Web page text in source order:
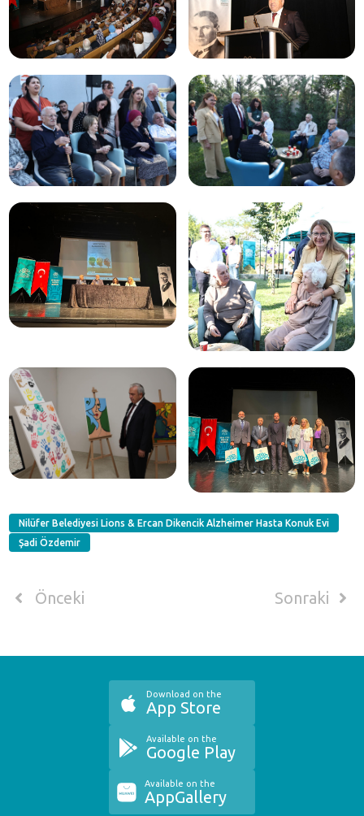
Nilüfer Belediyesi Lions & Ercan Dikencik Alzheimer Hasta Konuk Evi
Şadi Özdemir
Önceki Sonraki
Download on the
App Store
Available on the
Google Play
Available on the
AppGallery